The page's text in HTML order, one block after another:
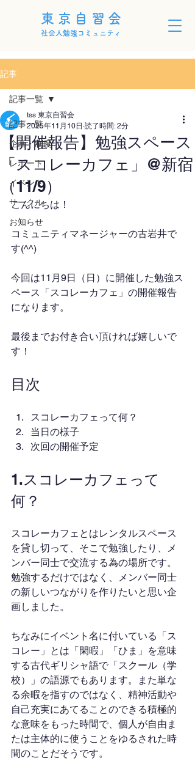
東京自習会
社会人勉強コミュニティ
記事
記事一覧
企画・制度
レポート
イベント
サークル
お知らせ
記事一覧
【開催報告】勉強スペース
「スコレーカフェ」@新宿
（11/9）
tss 東京自習会
2025年11月10日 読了時間: 2分
こんにちは！
コミュニティマネージャーの古岩井で
す(^^)
今回は11月9日（日）に開催した勉強ス
ペース「スコレーカフェ」の開催報告
になります。
最後までお付き合い頂ければ嬉しいで
す！
目次
スコレーカフェって何？
当日の様子
次回の開催予定
1.スコレーカフェって
何？
スコレーカフェとはレンタルスペース
を貸し切って、そこで勉強したり、メ
ンバー同士で交流する為の場所です。
勉強するだけではなく、メンバー同士
の新しいつながりを作りたいと思い企
画しました。
ちなみにイベント名に付いている「ス
コレー」とは「閑暇」「ひま」を意味
する古代ギリシャ語で「スクール（学
校）」の語源でもあります。また単な
る余暇を指すのではなく、精神活動や
自己充実にあてることのできる積極的
な意味をもった時間で、個人が自由ま
たは主体的に使うことをゆるされた時
間のことだそうです。